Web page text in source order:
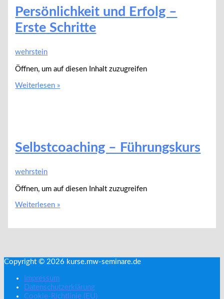
Persönlichkeit und Erfolg –
Erste Schritte
wehrstein
Öffnen, um auf diesen Inhalt zuzugreifen
Persönlichkeit
Weiterlesen »
Selbstcoaching – Führungskurs
wehrstein
Öffnen, um auf diesen Inhalt zuzugreifen
Selbstcoaching
Weiterlesen »
Copyright © 2026 kurse.mw-seminare.de
Impressum
Datenschutzerklärung
Cookie-Richtlinie (EU)